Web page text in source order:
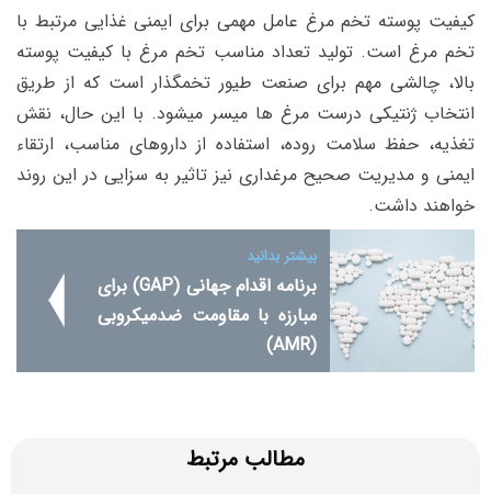
کیفیت پوسته تخم مرغ عامل مهمی برای ایمنی غذایی مرتبط با
تخم مرغ است. تولید تعداد مناسب تخم مرغ با کیفیت پوسته
بالا، چالشی مهم برای صنعت طیور تخمگذار است که از طریق
انتخاب ژنتیکی درست مرغ ها میسر میشود. با این حال، نقش
تغذیه، حفظ سلامت روده، استفاده از داروهای مناسب، ارتقاء
ایمنی و مدیریت صحیح مرغداری نیز تاثیر به سزایی در این روند
خواهند داشت.
بیشتر بدانید
برنامه اقدام جهانی (GAP) برای
مبارزه با مقاومت ضدمیکروبی
(AMR)
مطالب مرتبط